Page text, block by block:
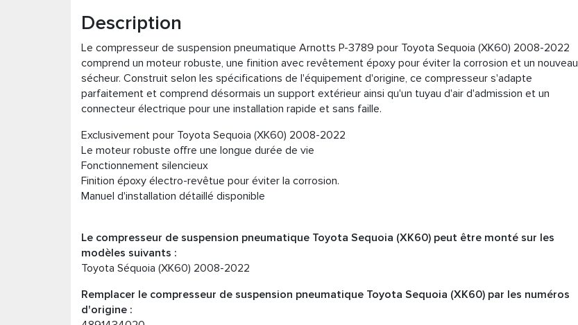
Description
Le compresseur de suspension pneumatique Arnotts P-3789 pour Toyota Sequoia (XK60) 2008-2022
comprend un moteur robuste, une finition avec revêtement époxy pour éviter la corrosion et un nouveau
sécheur. Construit selon les spécifications de l'équipement d'origine, ce compresseur s'adapte
parfaitement et comprend désormais un support extérieur ainsi qu'un tuyau d'air d'admission et un
connecteur électrique pour une installation rapide et sans faille.
Exclusivement pour Toyota Sequoia (XK60) 2008-2022
Le moteur robuste offre une longue durée de vie
Fonctionnement silencieux
Finition époxy électro-revêtue pour éviter la corrosion.
Manuel d'installation détaillé disponible
Le compresseur de suspension pneumatique Toyota Sequoia (XK60) peut être monté sur les
modèles suivants :
Toyota Séquoia (XK60) 2008-2022
Remplacer le compresseur de suspension pneumatique Toyota Sequoia (XK60) par les numéros
d'origine :